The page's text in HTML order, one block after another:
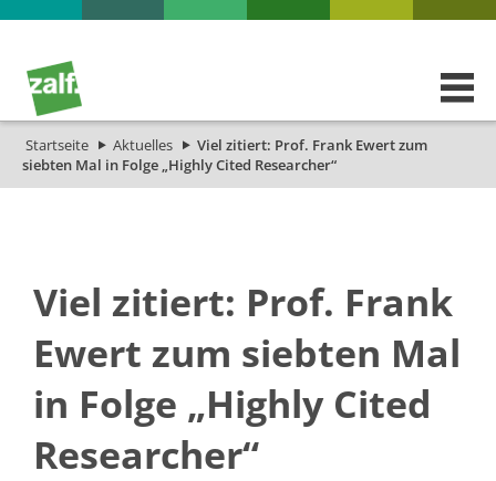
Startseite Aktuelles
Viel zitiert: Prof. Frank Ewert zum
siebten Mal in Folge „Highly Cited Researcher“
Viel zitiert: Prof. Frank
Ewert zum siebten Mal
in Folge „Highly Cited
Researcher“